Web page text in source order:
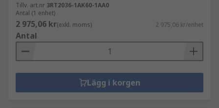
Tillv. art.nr 3RT2036-1AK60-1AA0
Antal (1 enhet)
2 975,06 kr(exkl. moms) 2 975,06 kr/enhet
Antal
Lägg i korgen